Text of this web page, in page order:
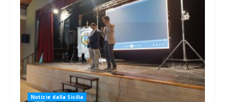
Notizie dalla Sicilia